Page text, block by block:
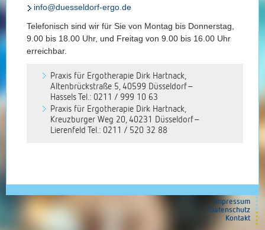
info@duesseldorf-ergo.de
Telefonisch sind wir für Sie von Montag bis Donnerstag,
9.00 bis 18.00 Uhr, und Freitag von 9.00 bis 16.00 Uhr
erreichbar.
Praxis für Ergotherapie Dirk Hartnack,
Altenbrückstraße 5, 40599 Düsseldorf–
Hassels Tel.: 0211 / 999 10 63
Praxis für Ergotherapie Dirk Hartnack,
Kreuzburger Weg 20, 40231 Düsseldorf–
Lierenfeld Tel.: 0211 / 520 32 88
Impressum
Datenschutz
Kontakt